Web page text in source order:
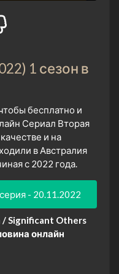
1 сезон в
бесплатно и
Сериал Вторая
и на
в Австралия
с 2022 года.
- 20.11.2022
Significant Others
онлайн